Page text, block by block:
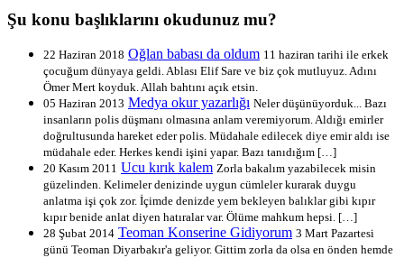
Şu konu başlıklarını okudunuz mu?
22 Haziran 2018 Oğlan babası da oldum 11 haziran tarihi ile erkek
çocuğum dünyaya geldi. Ablası Elif Sare ve biz çok mutluyuz. Adını
Ömer Mert koyduk. Allah bahtını açık etsin.
05 Haziran 2013 Medya okur yazarlığı Neler düşünüyorduk... Bazı
insanların polis düşmanı olmasına anlam veremiyorum. Aldığı emirler
doğrultusunda hareket eder polis. Müdahale edilecek diye emir aldı ise
müdahale eder. Herkes kendi işini yapar. Bazı tanıdığım […]
20 Kasım 2011 Ucu kırık kalem Zorla bakalım yazabilecek misin
güzelinden. Kelimeler denizinde uygun cümleler kurarak duygu
anlatma işi çok zor. İçimde denizde yem bekleyen balıklar gibi kıpır
kıpır benide anlat diyen hatıralar var. Ölüme mahkum hepsi. […]
28 Şubat 2014 Teoman Konserine Gidiyorum 3 Mart Pazartesi
günü Teoman Diyarbakır'a geliyor. Gittim zorla da olsa en önden hemde